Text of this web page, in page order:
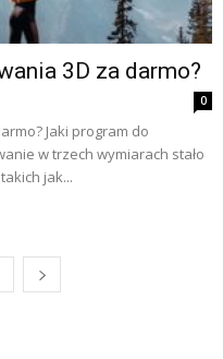
3D za darmo?
0
Jaki program do
w trzech wymiarach stało
jak...